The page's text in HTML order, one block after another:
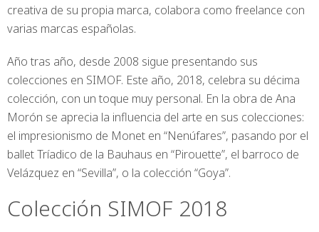
creativa de su propia marca, colabora como freelance con
varias marcas españolas.
Año tras año, desde 2008 sigue presentando sus
colecciones en SIMOF. Este año, 2018, celebra su décima
colección, con un toque muy personal. En la obra de Ana
Morón se aprecia la influencia del arte en sus colecciones:
el impresionismo de Monet en “Nenúfares”, pasando por el
ballet Tríadico de la Bauhaus en “Pirouette”, el barroco de
Velázquez en “Sevilla”, o la colección “Goya”.
Colección SIMOF 2018